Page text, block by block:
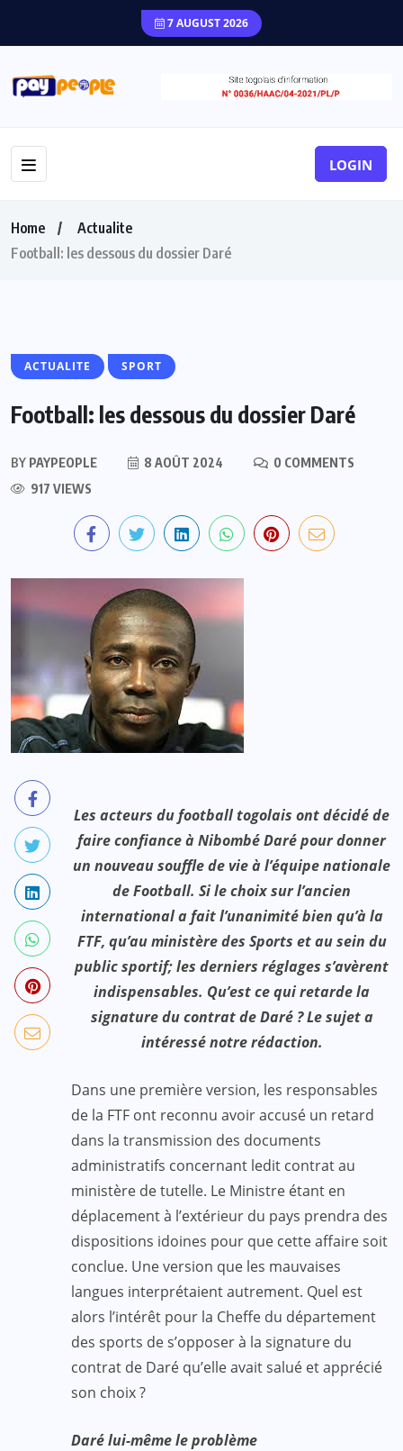
7 AUGUST 2026
LOGIN
Home
Actualite
Football: les dessous du dossier Daré
ACTUALITE SPORT
Football: les dessous du dossier Daré
BY PAYPEOPLE 8 AOÛT 2024
0 COMMENTS
917 VIEWS
Les acteurs du football togolais ont décidé de
faire confiance à Nibombé Daré pour donner
un nouveau souffle de vie à l’équipe nationale
de Football. Si le choix sur l’ancien
international a fait l’unanimité bien qu’à la
FTF, qu’au ministère des Sports et au sein du
public sportif; les derniers réglages s’avèrent
indispensables. Qu’est ce qui retarde la
signature du contrat de Daré ? Le sujet a
intéressé notre rédaction.
Dans une première version, les responsables
de la FTF ont reconnu avoir accusé un retard
dans la transmission des documents
administratifs concernant ledit contrat au
ministère de tutelle. Le Ministre étant en
déplacement à l’extérieur du pays prendra des
dispositions idoines pour que cette affaire soit
conclue. Une version que les mauvaises
langues interprétaient autrement. Quel est
alors l’intérêt pour la Cheffe du département
des sports de s’opposer à la signature du
contrat de Daré qu’elle avait salué et apprécié
son choix ?
Daré lui-même le problème